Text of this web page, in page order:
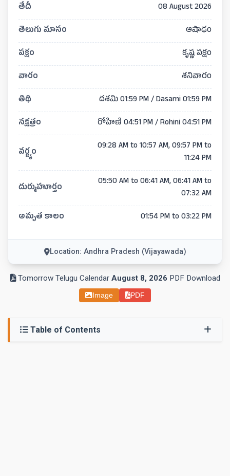
తేదీ
08 August 2026
తెలుగు మాసం
ఆషాఢం
పక్షం
కృష్ణ పక్షం
వారం
శనివారం
తిథి
దశమి 01:59 PM / Dasami 01:59 PM
నక్షత్రం
రోహిణి 04:51 PM / Rohini 04:51 PM
వర్జ్యం
09:28 AM to 10:57 AM, 09:57 PM to
11:24 PM
దుర్ముహూర్తం
05:50 AM to 06:41 AM, 06:41 AM to
07:32 AM
అమృత కాలం
01:54 PM to 03:22 PM
Location: Andhra Pradesh (Vijayawada)
Tomorrow Telugu Calendar August 8, 2026 PDF Download
Image PDF
Table of Contents